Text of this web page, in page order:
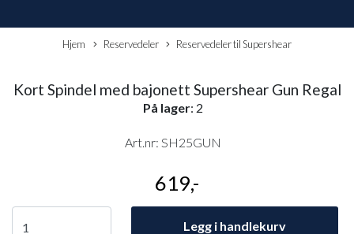
Hjem Reservedeler Reservedeler til Supershear
Kort Spindel med bajonett Supershear Gun Regal
På lager: 2
Art.nr: SH25GUN
619,-
Legg i handlekurv